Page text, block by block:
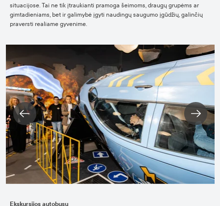
situacijose. Tai ne tik įtraukianti pramoga šeimoms, draugų grupėms ar
gimtadieniams, bet ir galimybė įgyti naudingų saugumo įgūdžių, galinčių
praversti realiame gyvenime.
Ekskursijos autobusu